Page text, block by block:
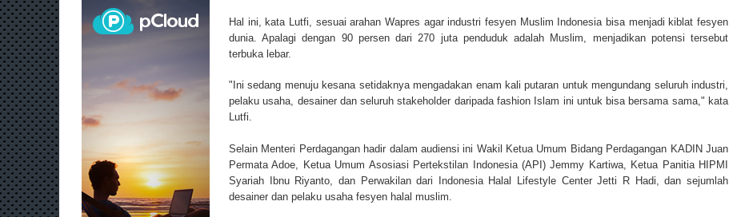
Hal ini, kata Lutfi, sesuai arahan Wapres agar industri fesyen Muslim Indonesia bisa menjadi kiblat fesyen
dunia. Apalagi dengan 90 persen dari 270 juta penduduk adalah Muslim, menjadikan potensi tersebut
terbuka lebar.
"Ini sedang menuju kesana setidaknya mengadakan enam kali putaran untuk mengundang seluruh industri,
pelaku usaha, desainer dan seluruh stakeholder daripada fashion Islam ini untuk bisa bersama sama," kata
Lutfi.
Selain Menteri Perdagangan hadir dalam audiensi ini Wakil Ketua Umum Bidang Perdagangan KADIN Juan
Permata Adoe, Ketua Umum Asosiasi Pertekstilan Indonesia (API) Jemmy Kartiwa, Ketua Panitia HIPMI
Syariah Ibnu Riyanto, dan Perwakilan dari Indonesia Halal Lifestyle Center Jetti R Hadi, dan sejumlah
desainer dan pelaku usaha fesyen halal muslim.